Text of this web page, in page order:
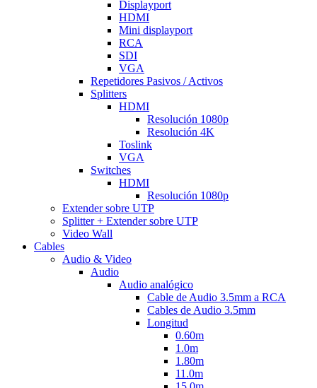
Displayport
HDMI
Mini displayport
RCA
SDI
VGA
Repetidores Pasivos / Activos
Splitters
HDMI
Resolución 1080p
Resolución 4K
Toslink
VGA
Switches
HDMI
Resolución 1080p
Extender sobre UTP
Splitter + Extender sobre UTP
Video Wall
Cables
Audio & Video
Audio
Audio analógico
Cable de Audio 3.5mm a RCA
Cables de Audio 3.5mm
Longitud
0.60m
1.0m
1.80m
11.0m